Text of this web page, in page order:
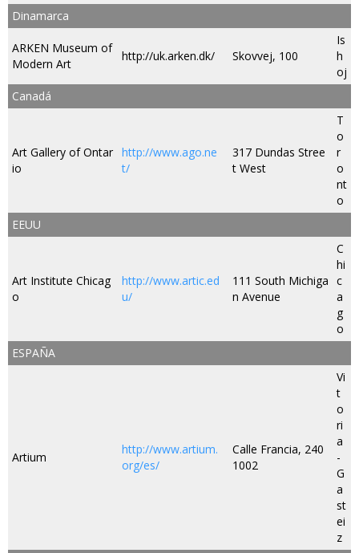
Dinamarca
ARKEN Museum of
Modern Art
http://uk.arken.dk/ Skovvej, 100
Is
h
oj
Canadá
Art Gallery of Ontar
io
http://www.ago.ne
t/
317 Dundas Stree
t West
T
o
r
o
nt
o
EEUU
Art Institute Chicag
o
http://www.artic.ed
u/
111 South Michiga
n Avenue
C
hi
c
a
g
o
ESPAÑA
Artium
http://www.artium.
org/es/
Calle Francia, 240
1002
Vi
t
o
ri
a
-
G
a
st
ei
z